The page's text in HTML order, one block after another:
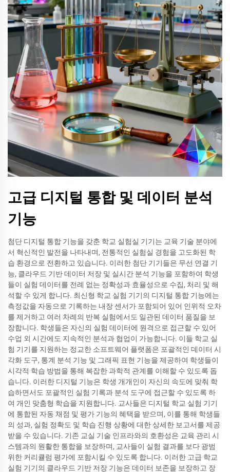
고급 디지털 통합 및 데이터 분석
기능
첨단 디지털 통합 기능을 갖춘 학교 실험실 기기는 교육 기술 분야에
서 혁신적인 발전을 나타내며, 전통적인 실험실 경험을 고도화된 학
습 환경으로 전환하고 있습니다. 이러한 첨단 기기들은 무선 연결 기
능, 클라우드 기반 데이터 저장 및 실시간 분석 기능을 포함하여 학생
들이 실험 데이터를 전례 없는 정확성과 효율성으로 수집, 처리 및 해
석할 수 있게 합니다. 최신형 학교 실험 기기의 디지털 통합 기능에는
측정값을 자동으로 기록하는 내장 센서가 포함되어 있어 인위적 오차
를 제거하고 여러 차례의 반복 실험에서도 일관된 데이터 품질을 보
장합니다. 학생들은 자신의 실험 데이터에 원격으로 접근할 수 있어
수업 외 시간에도 지속적인 분석과 협업이 가능합니다. 이들 학교 실
험 기기를 지원하는 정교한 소프트웨어 플랫폼은 포괄적인 데이터 시
각화 도구, 통계 분석 기능 및 그래픽 표현 기능을 제공하여 학생들이
시각적 학습 방법을 통해 복잡한 과학적 관계를 이해할 수 있도록 돕
습니다. 이러한 디지털 기능은 학생 개개인이 자신의 속도에 맞춰 학
습하면서도 포괄적인 실험 기록과 분석 도구에 접근할 수 있도록 하
여 개인 맞춤형 학습을 지원합니다. 교사들은 디지털 학교 실험 기기
에 통합된 자동 채점 및 평가 기능의 혜택을 받으며, 이를 통해 학생들
의 성과, 실험 정확도 및 학습 진행 상황에 대한 상세한 보고서를 제공
받을 수 있습니다. 기존 교실 기술 인프라와의 호환성은 교육 관리 시
스템과의 원활한 통합을 보장하며, 교사들이 실험 결과를 보다 광범
위한 커리큘럼 평가에 포함시킬 수 있도록 합니다. 이러한 고급 학교
실험 기기의 클라우드 기반 저장 기능은 데이터 보존을 보장하고 장